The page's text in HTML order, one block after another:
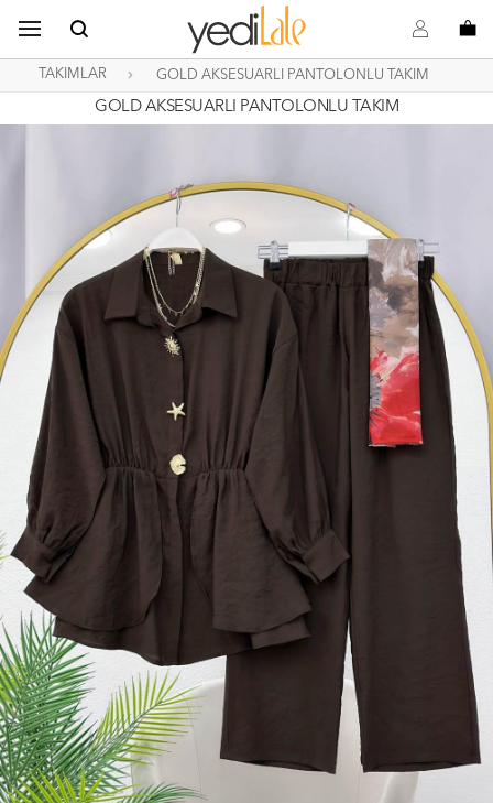
s o B
TAKIMLAR GOLD AKSESUARLI PANTOLONLU TAKIM
GOLD AKSESUARLI PANTOLONLU TAKIM